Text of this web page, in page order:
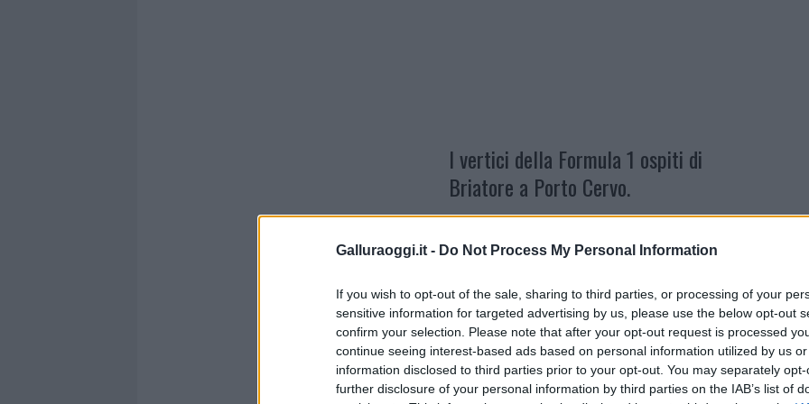
Galluraoggi.it - Do Not Process My Personal Information
If you wish to opt-out of the sale, sharing to third parties, or processing of your
sensitive information for targeted advertising by us, please use the below opt-out
confirm your selection. Please note that after your opt-out request is processed
continue seeing interest-based ads based on personal information utilized by us
information disclosed to third parties prior to your opt-out. You may separately
further disclosure of your personal information by third parties on the IAB’s list of
I vertici della Formula 1 ospiti di
Briatore a Porto Cervo.
nel suoBillionaireaPorto Cervo
rappresentanti della Formula 1.
Presenti l’amministratore delegato
della Formula 1Stefano Domenicali, il
team principal della MercedesToto